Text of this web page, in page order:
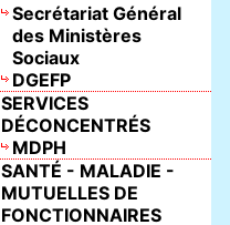
Secrétariat Général
des Ministères
Sociaux
DGEFP
SERVICES
DÉCONCENTRÉS
MDPH
SANTÉ - MALADIE -
MUTUELLES DE
FONCTIONNAIRES